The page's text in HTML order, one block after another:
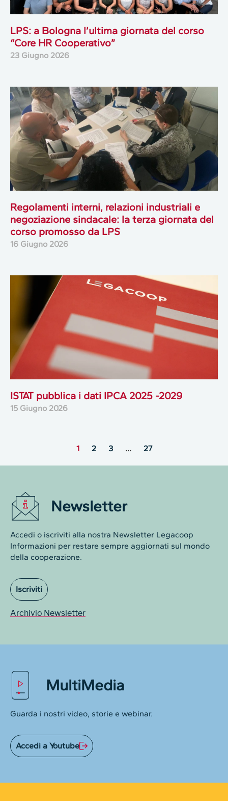
LPS: a Bologna l’ultima giornata del corso
“Core HR Cooperativo”
23 Giugno 2026
Regolamenti interni, relazioni industriali e
negoziazione sindacale: la terza giornata del
corso promosso da LPS
16 Giugno 2026
ISTAT pubblica i dati IPCA 2025 -2029
15 Giugno 2026
1 2 3 … 27
Newsletter
Accedi o iscriviti alla nostra Newsletter Legacoop
Informazioni per restare sempre aggiornati sul mondo
della cooperazione.
Iscriviti
Archivio Newsletter
MultiMedia
Guarda i nostri video, storie e webinar.
Accedi a Youtube